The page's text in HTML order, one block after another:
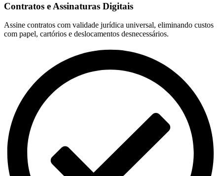
Contratos e Assinaturas Digitais
Assine contratos com validade jurídica universal, eliminando custos
com papel, cartórios e deslocamentos desnecessários.